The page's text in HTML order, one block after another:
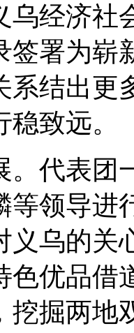
乌经济社
签署为崭
系结出更
致远。
。代表团
等领导进
义乌的关
色优品借
挖掘两地